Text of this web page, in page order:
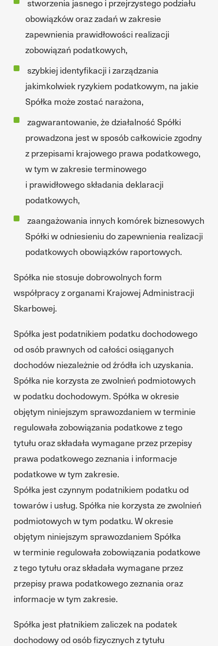
stworzenia jasnego i przejrzystego podziału
obowiązków oraz zadań w zakresie
zapewnienia prawidłowości realizacji
zobowiązań podatkowych,
szybkiej identyfikacji i zarządzania
jakimkolwiek ryzykiem podatkowym, na jakie
Spółka może zostać narażona,
zagwarantowanie, że działalność Spółki
prowadzona jest w sposób całkowicie zgodny
z przepisami krajowego prawa podatkowego,
w tym w zakresie terminowego
i prawidłowego składania deklaracji
podatkowych,
zaangażowania innych komórek biznesowych
Spółki w odniesieniu do zapewnienia realizacji
podatkowych obowiązków raportowych.
Spółka nie stosuje dobrowolnych form
współpracy z organami Krajowej Administracji
Skarbowej.
Spółka jest podatnikiem podatku dochodowego
od osób prawnych od całości osiąganych
dochodów niezależnie od źródła ich uzyskania.
Spółka nie korzysta ze zwolnień podmiotowych
w podatku dochodowym. Spółka w okresie
objętym niniejszym sprawozdaniem w terminie
regulowała zobowiązania podatkowe z tego
tytułu oraz składała wymagane przez przepisy
prawa podatkowego zeznania i informacje
podatkowe w tym zakresie.
Spółka jest czynnym podatnikiem podatku od
towarów i usług. Spółka nie korzysta ze zwolnień
podmiotowych w tym podatku. W okresie
objętym niniejszym sprawozdaniem Spółka
w terminie regulowała zobowiązania podatkowe
z tego tytułu oraz składała wymagane przez
przepisy prawa podatkowego zeznania oraz
informacje w tym zakresie.
Spółka jest płatnikiem zaliczek na podatek
dochodowy od osób fizycznych z tytułu